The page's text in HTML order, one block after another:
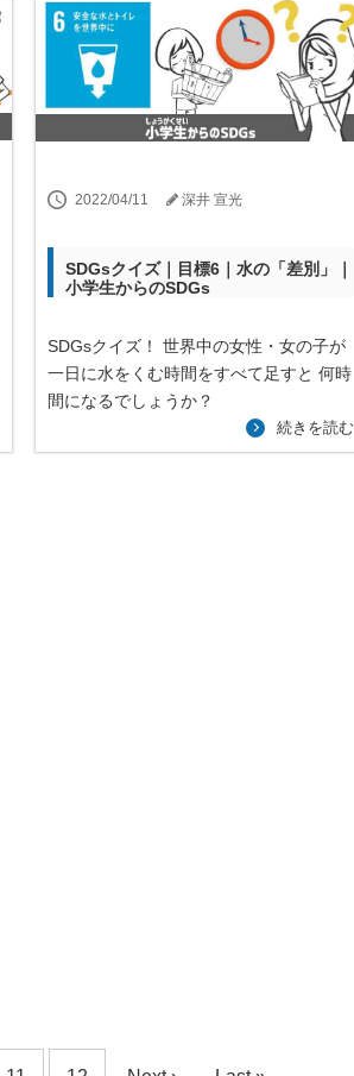
2022/04/11 深井 宣光
SDGsクイズ｜目標6｜水の「差別」｜
小学生からのSDGs
SDGsクイズ！ 世界中の女性・女の子が
一日に水をくむ時間をすべて足すと 何時
間になるでしょうか？
続きを読む